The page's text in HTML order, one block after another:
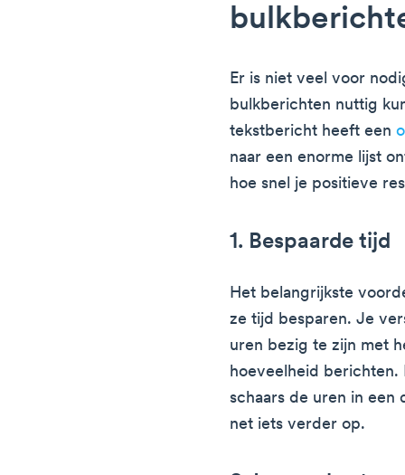
Er is niet veel voor
bulkberichten nuttig
tekstbericht heeft een
naar een enorme lijst
hoe snel je positieve
1. Bespaarde tijd
Het belangrijkste
ze tijd besparen. Je
uren bezig te zijn met
hoeveelheid berichten.
schaars de uren in een
net iets verder op.